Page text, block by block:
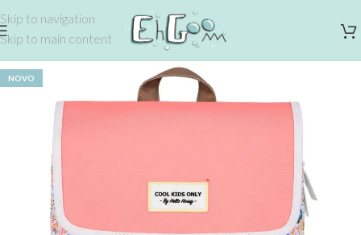
Skip to navigation
Skip to main content
NOVO